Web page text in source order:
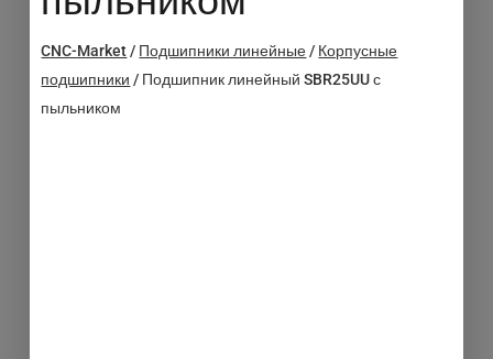
CNC-Market/ Подшипники линейные/ Корпусные
подшипники / Подшипник линейный SBR25UU с
пыльником